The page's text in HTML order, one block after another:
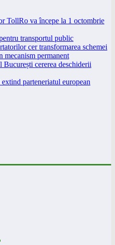
TollRo va începe la 1 octombrie
transportul public
cer transformarea schemei
mecanism permanent
cererea deschiderii
parteneriatul european